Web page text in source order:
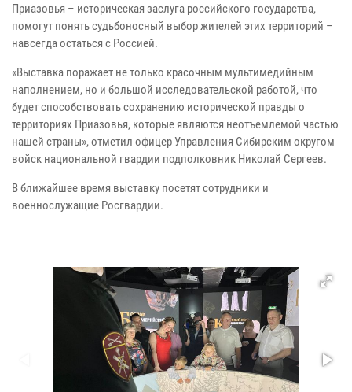
Приазовья – историческая заслуга российского государства,
помогут понять судьбоносный выбор жителей этих территорий –
навсегда остаться с Россией.
«Выставка поражает не только красочным мультимедийным
наполнением, но и большой исследовательской работой, что
будет способствовать сохранению исторической правды о
территориях Приазовья, которые являются неотъемлемой частью
нашей страны», отметил офицер Управления Сибирским округом
войск национальной гвардии подполковник Николай Сергеев.
В ближайшее время выставку посетят сотрудники и
военнослужащие Росгвардии.